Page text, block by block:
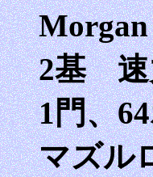
2基 速
1門、
マズル